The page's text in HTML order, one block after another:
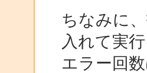
ちなみに
入れて実
エラー回